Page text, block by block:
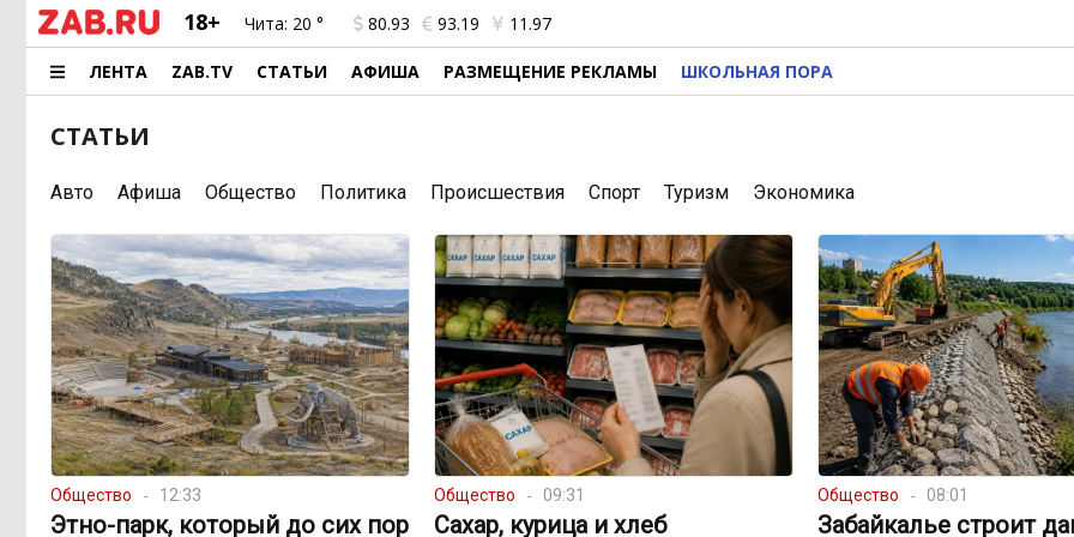
18+ Чита: 20 ° 80.93 93.19 11.97
ЛЕНТА ZAB.TV СТАТЬИ АФИША РАЗМЕЩЕНИЕ РЕКЛАМЫ ШКОЛЬНАЯ ПОРА
СТАТЬИ
Авто Афиша Общество Политика Происшествия Спорт Туризм Экономика
Общество 12:33
Этно-парк, который до сих пор
Общество 09:31
Сахар, курица и хлеб
Общество 08:01
Забайкалье строит